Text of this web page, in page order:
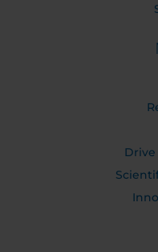
Drive